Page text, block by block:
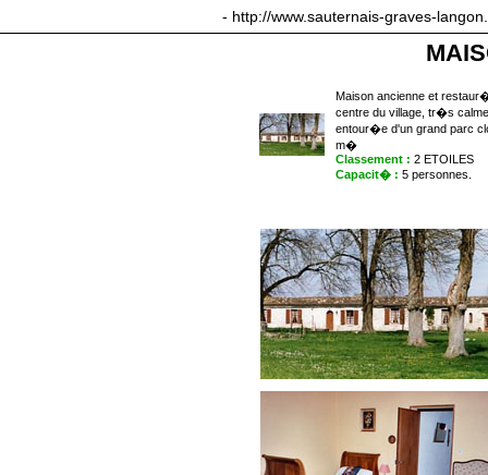
- http://www.sauternais-graves-
Maison ancienne et
centre du village, tr�s
entour�e d'un grand parc
m�
Classement : 2 ETOILES
Capacit� : 5 personnes.